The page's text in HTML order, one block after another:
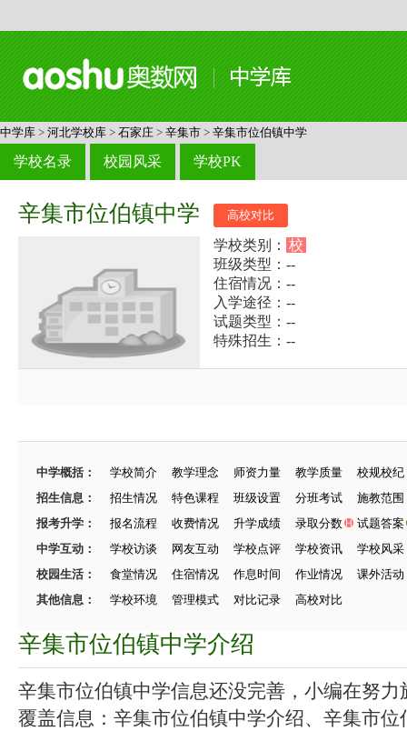
中学库 > 河北学校库 > 石家庄 > 辛集市 > 辛集市位伯镇中学
学校名录 校园风采 学校PK
辛集市位伯镇中学 高校对比
学校类别： 校
班级类型：--
住宿情况：--
入学途径：--
试题类型：--
特殊招生：--
中学概括： 学校简介 教学理念 师资力量 教学质量
校规校纪
招生信息：
招生情况 特色课程 班级设置 分班考试
施教范围
报考升学：
报名流程 收费情况 升学成绩 录取分数
试题答案
中学互动：
学校访谈 网友互动 学校点评 学校资讯
学校风采
校园生活：
食堂情况 住宿情况 作息时间 作业情况
课外活动
其他信息：
学校环境 管理模式 对比记录 高校对比
辛集市位伯镇中学介绍
辛集市位伯镇中学信息还没完善，小编在努力
覆盖信息：辛集市位伯镇中学介绍、辛集市